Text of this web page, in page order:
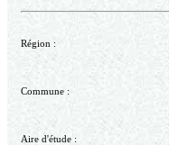
Région :
Commune :
Aire d'étude :